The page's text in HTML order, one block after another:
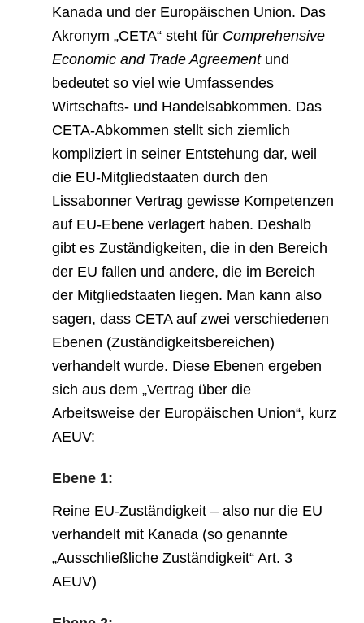
Kanada und der Europäischen Union. Das
Akronym „CETA“ steht für Comprehensive
Economic and Trade Agreementund
bedeutet so viel wie Umfassendes
Wirtschafts- und Handelsabkommen. Das
CETA-Abkommen stellt sich ziemlich
kompliziert in seiner Entstehung dar, weil
die EU-Mitgliedstaaten durch den
Lissabonner Vertrag gewisse Kompetenzen
auf EU-Ebene verlagert haben. Deshalb
gibt es Zuständigkeiten, die in den Bereich
der EU fallen und andere, die im Bereich
der Mitgliedstaaten liegen. Man kann also
sagen, dass CETA auf zwei verschiedenen
Ebenen (Zuständigkeitsbereichen)
verhandelt wurde. Diese Ebenen ergeben
sich aus dem „Vertrag über die
Arbeitsweise der Europäischen Union“, kurz
AEUV:
Ebene 1:
Reine EU-Zuständigkeit – also nur die EU
verhandelt mit Kanada (so genannte
„Ausschließliche Zuständigkeit“ Art. 3
AEUV)